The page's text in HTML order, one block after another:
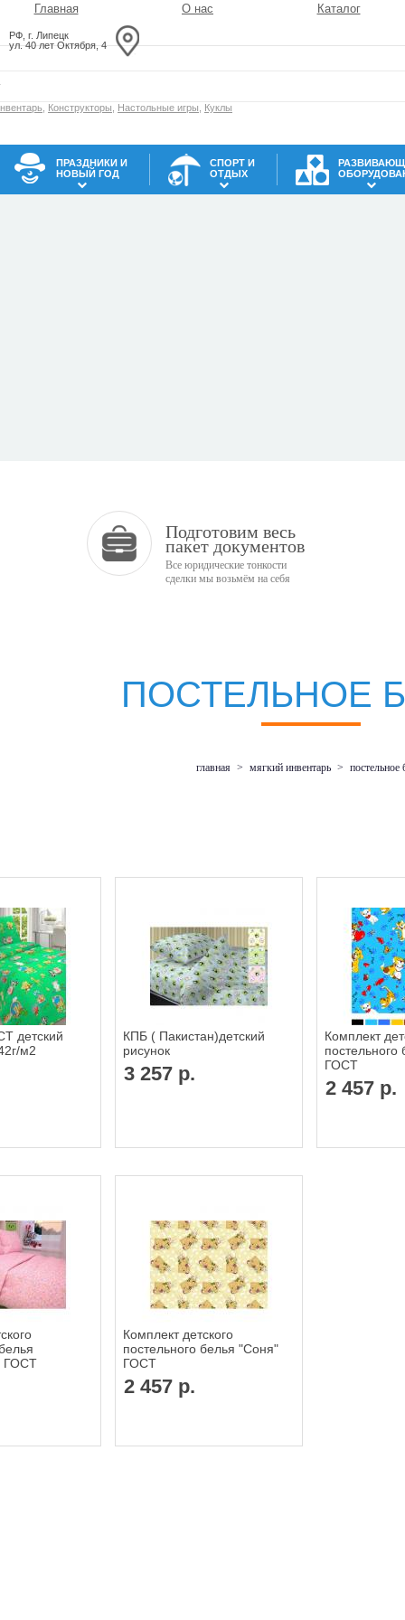
Главная О нас Каталог
РФ, г. Липецк
ул. 40 лет Октября, 4
Конструкторы Настольные игры Куклы
ПРАЗДНИКИ И
НОВЫЙ ГОД
СПОРТ И
ОТДЫХ
Подготовим весь
пакет документов
Все юридические тонкости
сделки мы возьмём на себя
ПОСТЕЛЬНОЕ
главная > мягкий инвентарь > постельное
детский
м2
КПБ ( Пакистан)детский
рисунок
3 257 р.
Комплект
постельного
ГОСТ
2 457 р.
ГОСТ
Комплект детского
постельного белья "Соня"
ГОСТ
2 457 р.